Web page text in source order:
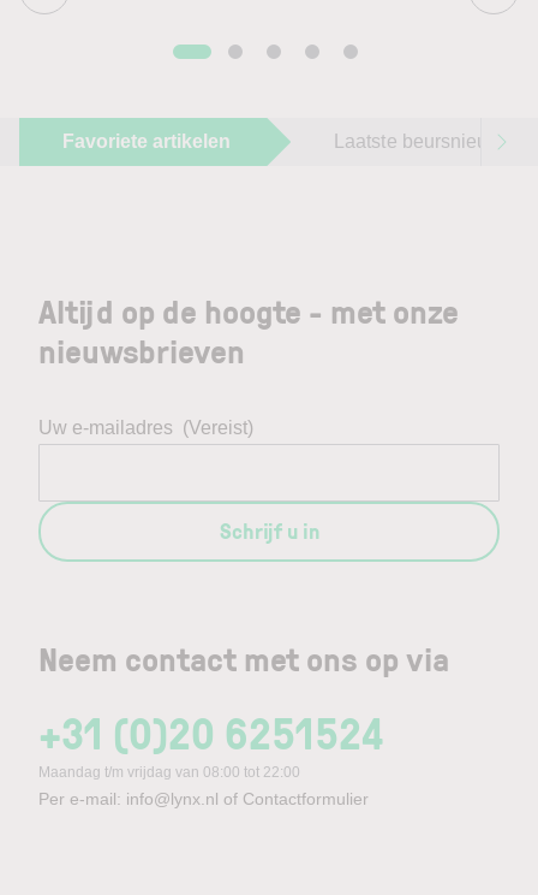
Favoriete artikelen Laatste beursnieuws
Neem contact met ons op via
+31 (0)20 6251524
Maandag t/m vrijdag van 08:00 tot 22:00
Per e-mail: info@lynx.nl of Contactformulier
Altijd op de hoogte - met onze
nieuwsbrieven
Uw e-mailadres (Vereist)
Schrijf u in